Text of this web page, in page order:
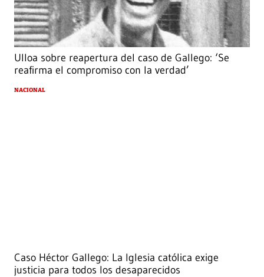
Ulloa sobre reapertura del caso de Gallego: ‘Se
reafirma el compromiso con la verdad’
NACIONAL
Caso Héctor Gallego: La Iglesia católica exige
justicia para todos los desaparecidos